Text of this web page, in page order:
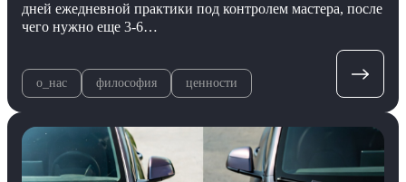
дней ежедневной практики под контролем мастера, после
чего нужно еще 3-6…
о_нас философия ценности